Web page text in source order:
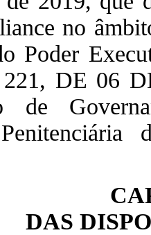
no
Poder
221, DE 06
de
DAS